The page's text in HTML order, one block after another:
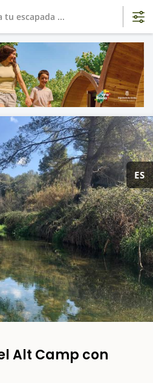
ES
Alt Camp con
tu escapada ...